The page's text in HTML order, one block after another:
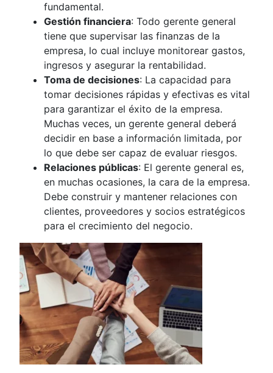
fundamental.
Gestión financiera: Todo gerente general
tiene que supervisar las finanzas de la
empresa, lo cual incluye monitorear gastos,
ingresos y asegurar la rentabilidad.
Toma de decisiones: La capacidad para
tomar decisiones rápidas y efectivas es vital
para garantizar el éxito de la empresa.
Muchas veces, un gerente general deberá
decidir en base a información limitada, por
lo que debe ser capaz de evaluar riesgos.
Relaciones públicas: El gerente general es,
en muchas ocasiones, la cara de la empresa.
Debe construir y mantener relaciones con
clientes, proveedores y socios estratégicos
para el crecimiento del negocio.